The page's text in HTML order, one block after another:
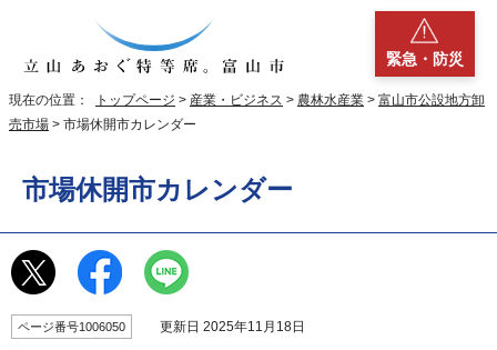
緊急・防災
現在の位置： トップページ > 産業・ビジネス > 農林水産業 > 富山市公設地方卸
売市場 > 市場休開市カレンダー
市場休開市カレンダー
ページ番号1006050 更新日 2025年11月18日